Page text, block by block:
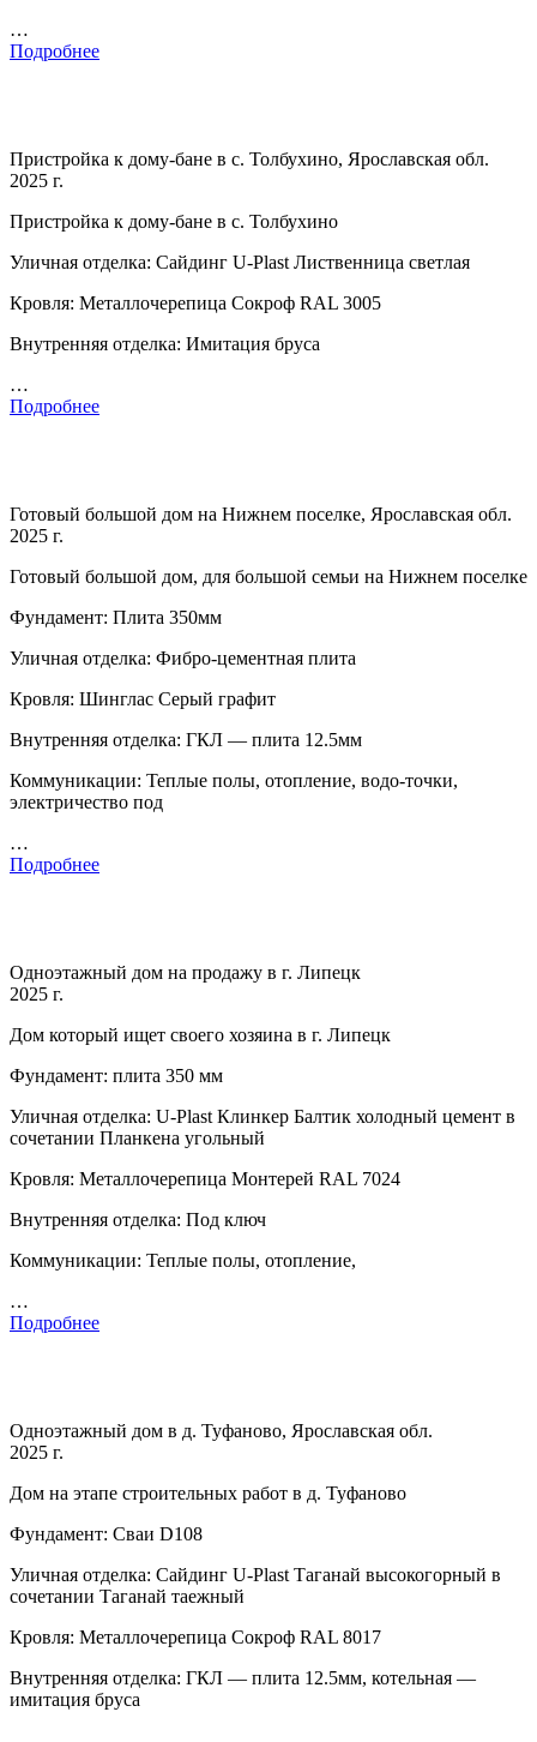
…
Подробнее
Пристройка к дому-бане в с. Толбухино, Ярославская обл.
2025 г.
Пристройка к дому-бане в с. Толбухино
Уличная отделка: Сайдинг U-Plast Лиственница светлая
Кровля: Металлочерепица Сокроф RAL 3005
Внутренняя отделка: Имитация бруса
…
Подробнее
Готовый большой дом на Нижнем поселке, Ярославская обл.
2025 г.
Готовый большой дом, для большой семьи на Нижнем поселке
Фундамент: Плита 350мм
Уличная отделка: Фибро-цементная плита
Кровля: Шинглас Серый графит
Внутренняя отделка: ГКЛ — плита 12.5мм
Коммуникации: Теплые полы, отопление, водо-точки,
электричество под
…
Подробнее
Одноэтажный дом на продажу в г. Липецк
2025 г.
Дом который ищет своего хозяина в г. Липецк
Фундамент: плита 350 мм
Уличная отделка: U-Plast Клинкер Балтик холодный цемент в
сочетании Планкена угольный
Кровля: Металлочерепица Монтерей RAL 7024
Внутренняя отделка: Под ключ
Коммуникации: Теплые полы, отопление,
…
Подробнее
Одноэтажный дом в д. Туфаново, Ярославская обл.
2025 г.
Дом на этапе строительных работ в д. Туфаново
Фундамент: Сваи D108
Уличная отделка: Сайдинг U-Plast Таганай высокогорный в
сочетании Таганай таежный
Кровля: Металлочерепица Сокроф RAL 8017
Внутренняя отделка: ГКЛ — плита 12.5мм, котельная —
имитация бруса